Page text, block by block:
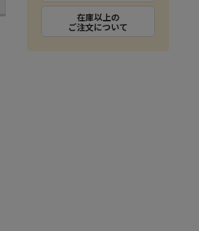
在庫以上の
ご注文について